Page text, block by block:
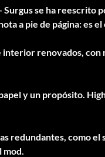
Surgus se ha reescrito
a pie de página: es
renovados, con
y un propósito.
redundantes, como
mod.